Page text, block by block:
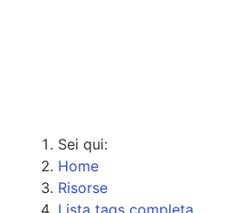
Sei qui:
Home
Risorse
Lista tags completa